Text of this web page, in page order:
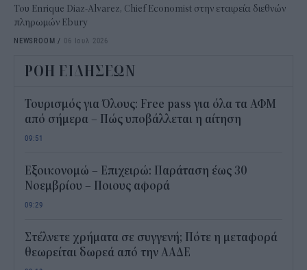
Του Enrique Diaz-Alvarez, Chief Economist στην εταιρεία διεθνών
πληρωμών Ebury
NEWSROOM / 06 Ιουλ 2026
ΡΟΗ ΕΙΔΗΣΕΩΝ
Τουρισμός για Όλους: Free pass για όλα τα ΑΦΜ
από σήμερα – Πώς υποβάλλεται η αίτηση
09:51
Εξοικονομώ – Επιχειρώ: Παράταση έως 30
Νοεμβρίου – Ποιους αφορά
09:29
Στέλνετε χρήματα σε συγγενή; Πότε η μεταφορά
θεωρείται δωρεά από την ΑΑΔΕ